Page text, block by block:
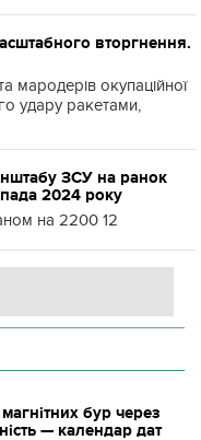
вторгнення.
мародерів окупаційної
удару ракетами,
ЗСУ на ранок
2024 року
на 2200 12
бур через
— календар дат